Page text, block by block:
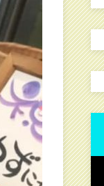
動
画